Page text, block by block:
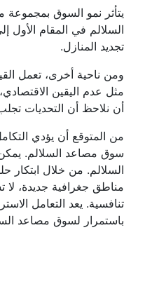
يتأثر نمو السوق
السلالم في المقام الأول
تجديد المنازل.
ومن ناحية أخرى، تعمل
مثل عدم اليقين
أن نلاحظ أن التحديات
من المتوقع أن يؤدي
سوق مصاعد السلالم.
السلالم. من خلال ابتكار
مناطق جغرافية جديدة،
تنافسية. يعد التعامل
باستمرار لسوق مصاعد